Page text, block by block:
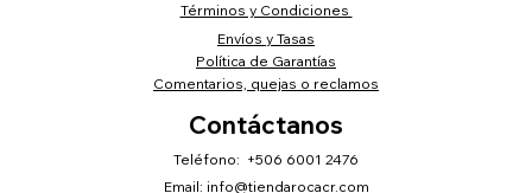
Términos y Condiciones
Envíos y Tasas
Política de Garantías
Comentarios, quejas o reclamos
Contáctanos
Teléfono: +506 6001 2476
Email: info@tiendarocacr.com